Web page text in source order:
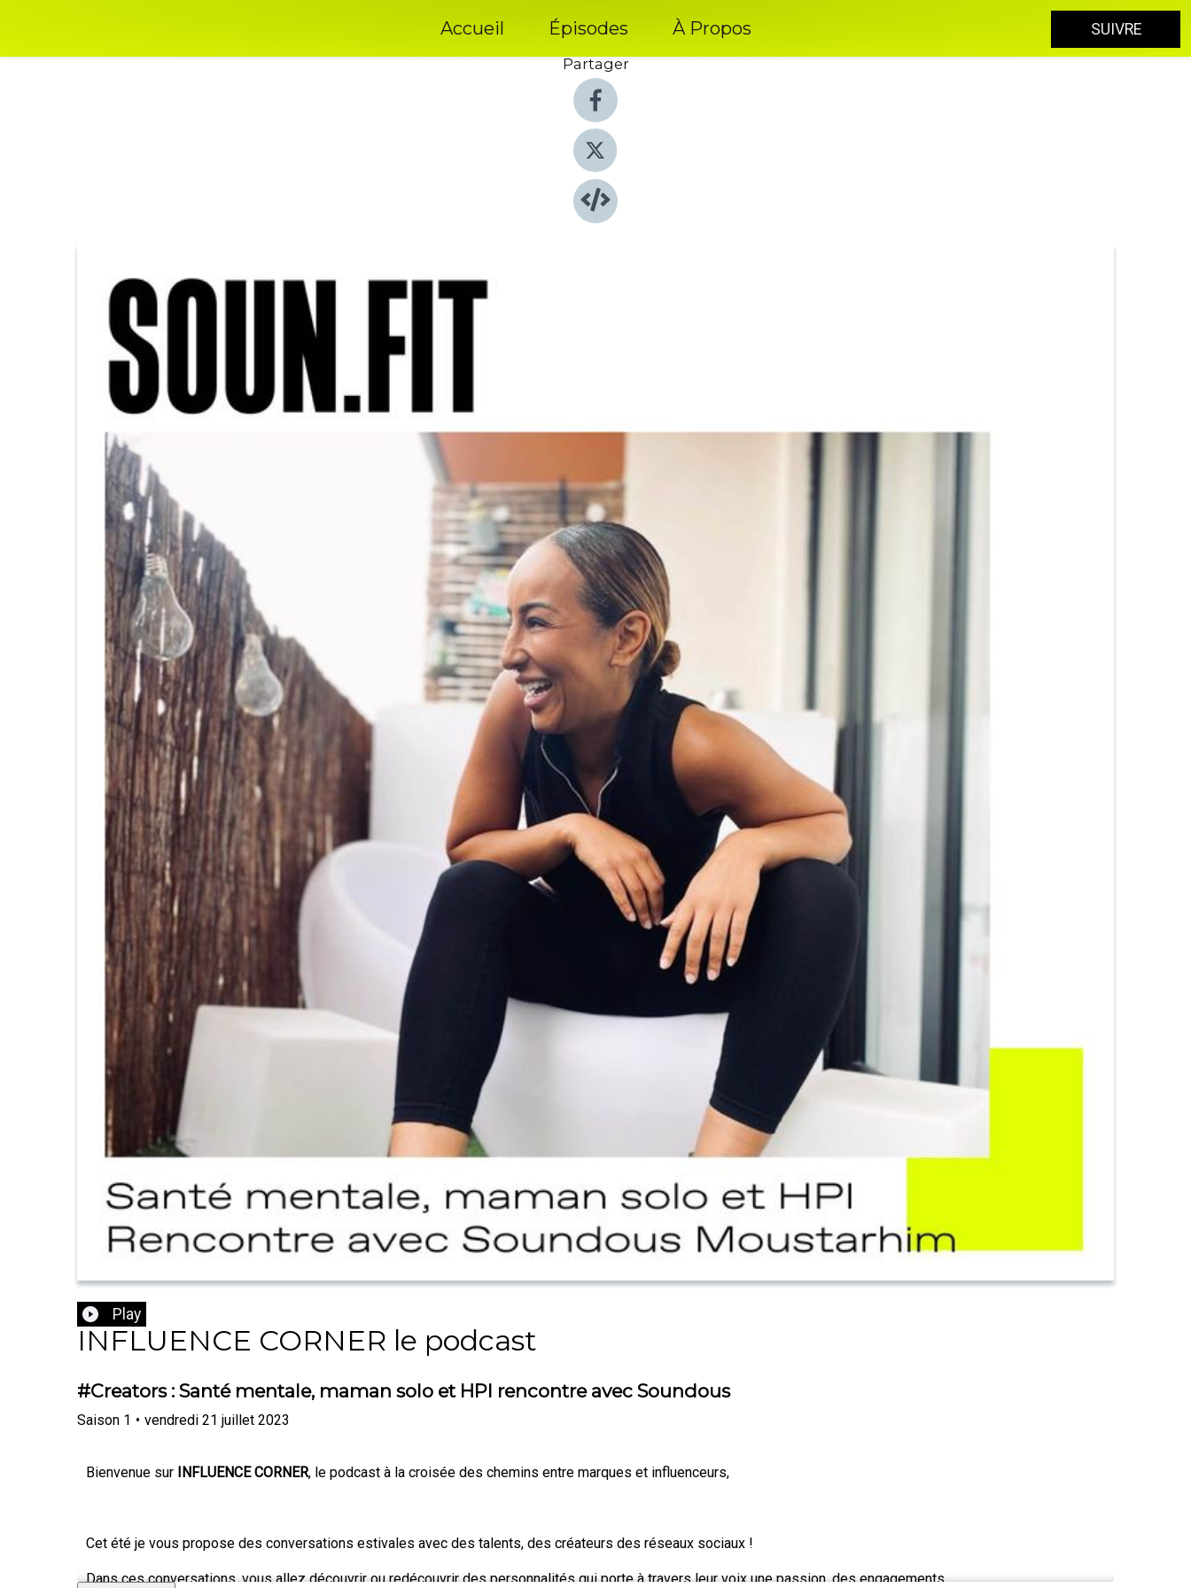
Accueil Épisodes À Propos
SUIVRE
Partager
Play
INFLUENCE CORNER le podcast
#Creators : Santé mentale, maman solo et HPI rencontre avec Soundous
Saison 1 • vendredi 21 juillet 2023
Bienvenue sur INFLUENCE CORNER, le podcast à la croisée des chemins entre marques et influenceurs,
Cet été je vous propose des conversations estivales avec des talents, des créateurs des réseaux sociaux !
Dans ces conversations, vous allez découvrir ou redécouvrir des personnalités qui porte à travers leur voix une passion, des engagements.